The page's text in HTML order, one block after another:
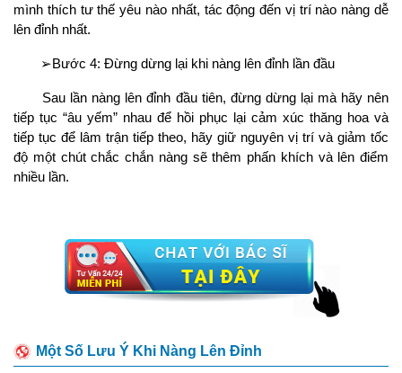
mình thích tư thế yêu nào nhất, tác động đến vị trí nào nàng dễ
lên đỉnh nhất.
➢Bước 4: Đừng dừng lại khi nàng lên đỉnh lần đầu
Sau lần nàng lên đỉnh đầu tiên, đừng dừng lại mà hãy nên
tiếp tục “âu yếm” nhau để hồi phục lại cảm xúc thăng hoa và
tiếp tục để lâm trận tiếp theo, hãy giữ nguyên vị trí và giảm tốc
độ một chút chắc chắn nàng sẽ thêm phấn khích và lên điểm
nhiều lần.
Một Số Lưu Ý Khi Nàng Lên Đỉnh